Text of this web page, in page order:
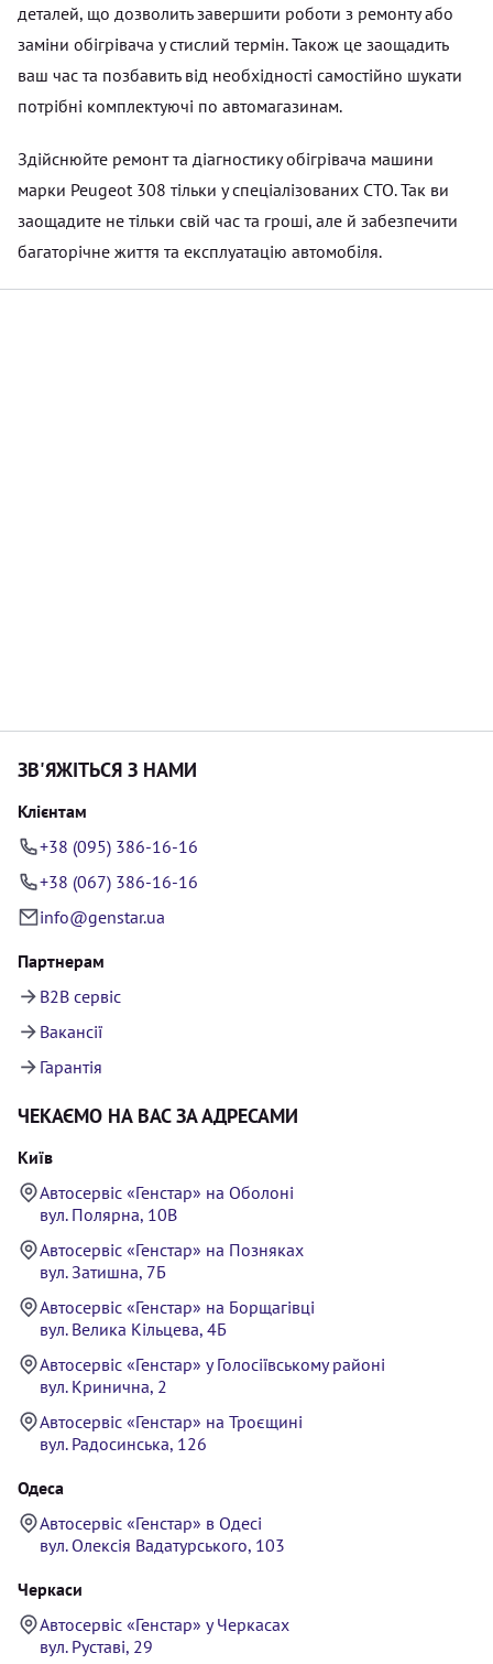
деталей, що дозволить завершити роботи з ремонту або
заміни обігрівача у стислий термін. Також це заощадить
ваш час та позбавить від необхідності самостійно шукати
потрібні комплектуючі по автомагазинам.
Здійснюйте ремонт та діагностику обігрівача машини
марки Peugeot 308 тільки у спеціалізованих СТО. Так ви
заощадите не тільки свій час та гроші, але й забезпечити
багаторічне життя та експлуатацію автомобіля.
ЗВ'ЯЖІТЬСЯ З НАМИ
Клієнтам
+38 (095) 386-16-16
+38 (067) 386-16-16
info@genstar.ua
Партнерам
B2B сервіс
Вакансії
Гарантія
ЧЕКАЄМО НА ВАС ЗА АДРЕСАМИ
Київ
Автосервіс «Генстар» на Оболоні
вул. Полярна, 10В
Автосервіс «Генстар» на Позняках
вул. Затишна, 7Б
Автосервіс «Генстар» на Борщагівці
вул. Велика Кільцева, 4Б
Автосервіс «Генстар» у Голосіївському районі
вул. Кринична, 2
Автосервіс «Генстар» на Троєщині
вул. Радосинська, 126
Одеса
Автосервіс «Генстар» в Одесі
вул. Олексія Вадатурського, 103
Черкаси
Автосервіс «Генстар» у Черкасах
вул. Руставі, 29